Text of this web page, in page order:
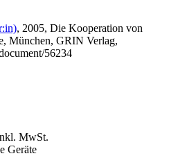
, 2005, Die Kooperation von
München, GRIN Verlag,
56234
MwSt.
Geräte